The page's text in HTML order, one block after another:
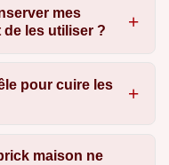
mes
les utiliser ?
pour cuire les
maison ne